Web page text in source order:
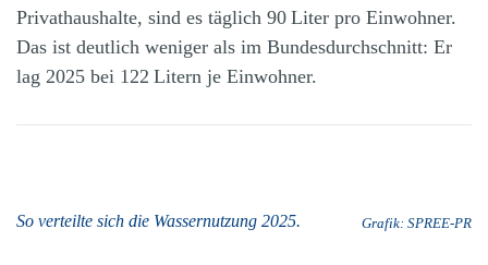
Privathaushalte, sind es täglich 90 Liter pro Einwohner.
Das ist deutlich weniger als im Bundesdurchschnitt: Er
lag 2025 bei 122 Litern je Einwohner.
So verteilte sich die Wassernutzung 2025. Grafik: SPREE-PR